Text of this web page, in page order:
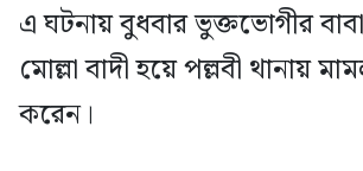
এ ঘটনায় বুধবার ভুক্তভোগীর
মোল্লা বাদী হয়ে পল্লবী থানায়
করেন।